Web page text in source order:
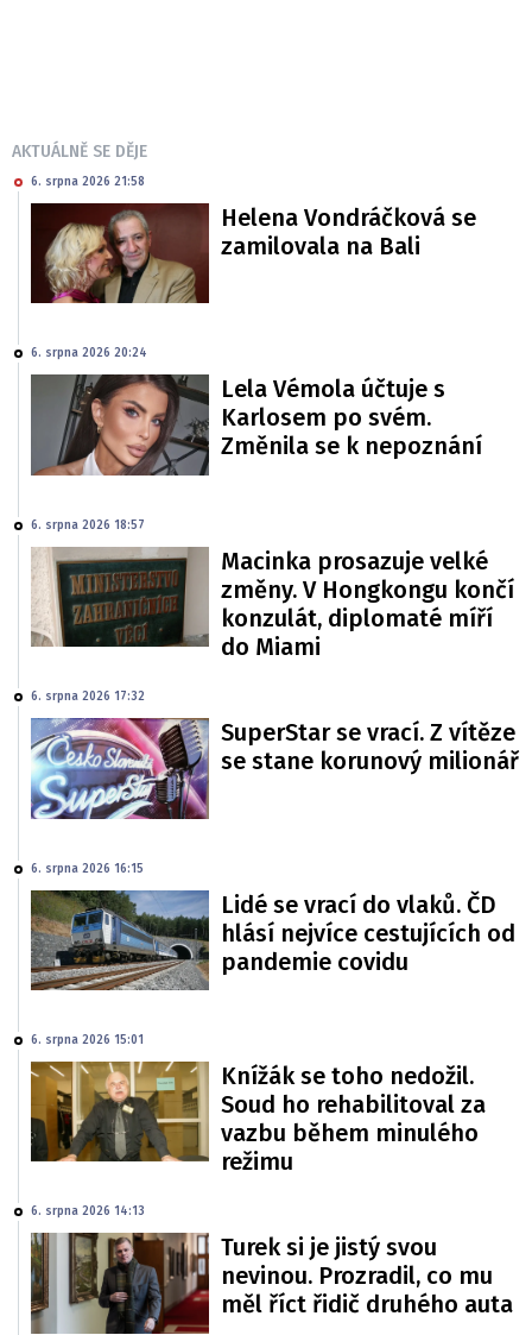
AKTUÁLNĚ SE DĚJE
6. srpna 2026 21:58
Helena Vondráčková se
zamilovala na Bali
6. srpna 2026 20:24
Lela Vémola účtuje s
Karlosem po svém.
Změnila se k nepoznání
6. srpna 2026 18:57
Macinka prosazuje velké
změny. V Hongkongu končí
konzulát, diplomaté míří
do Miami
6. srpna 2026 17:32
SuperStar se vrací. Z vítěze
se stane korunový milionář
6. srpna 2026 16:15
Lidé se vrací do vlaků. ČD
hlásí nejvíce cestujících od
pandemie covidu
6. srpna 2026 15:01
Knížák se toho nedožil.
Soud ho rehabilitoval za
vazbu během minulého
režimu
6. srpna 2026 14:13
Turek si je jistý svou
nevinou. Prozradil, co mu
měl říct řidič druhého auta